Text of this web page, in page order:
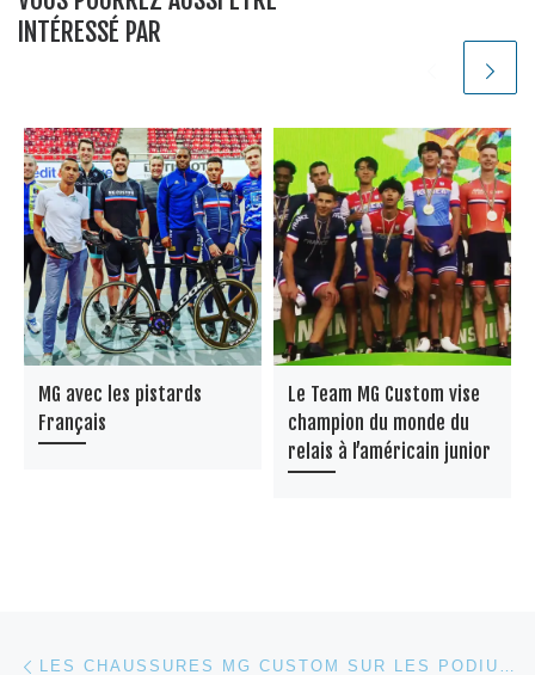
INTÉRESSÉ PAR
MG avec les pistards
Français
Le Team MG Custom vise
champion du monde du
relais à l’américain junior
Parcourir les articles LES CHAUSSURES MG CUSTOM SUR LES PODIUMS EUROPÉEN DE PISTE